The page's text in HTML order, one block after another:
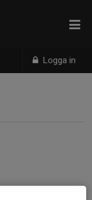
Logga in